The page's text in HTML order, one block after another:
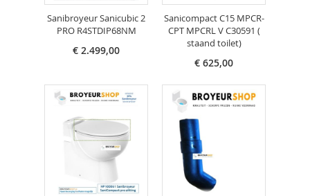
Sanibroyeur Sanicubic 2
PRO R4STDIP68NM
€ 2.499,00
Sanicompact C15 MPCR-
CPT MPCRL V C30591 (
staand toilet)
€ 625,00